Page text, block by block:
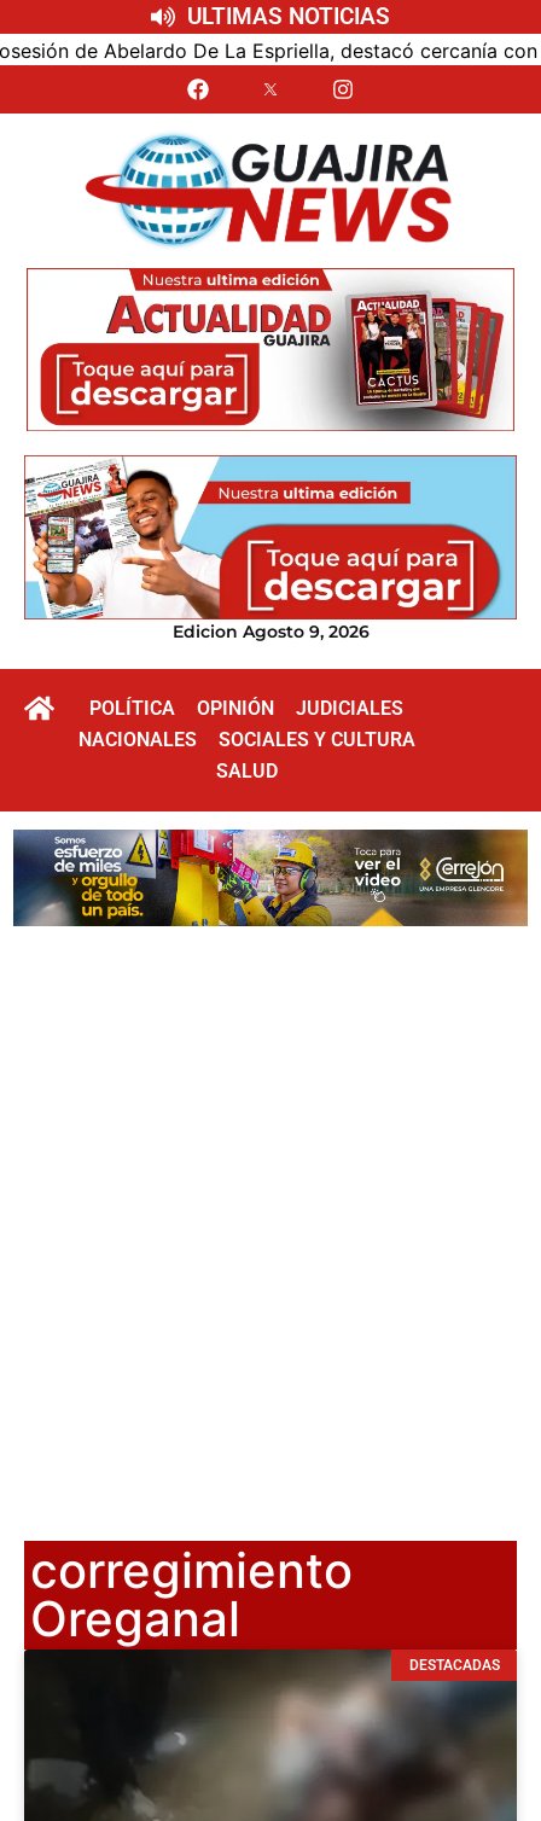
ULTIMAS NOTICIAS
de Abelardo De La Espriella, destacó cercanía con el
Edicion Agosto 9, 2026
POLÍTICA OPINIÓN
JUDICIALES
NACIONALES
SOCIALES Y CULTURA
SALUD
corregimiento
Oreganal
DESTACADAS